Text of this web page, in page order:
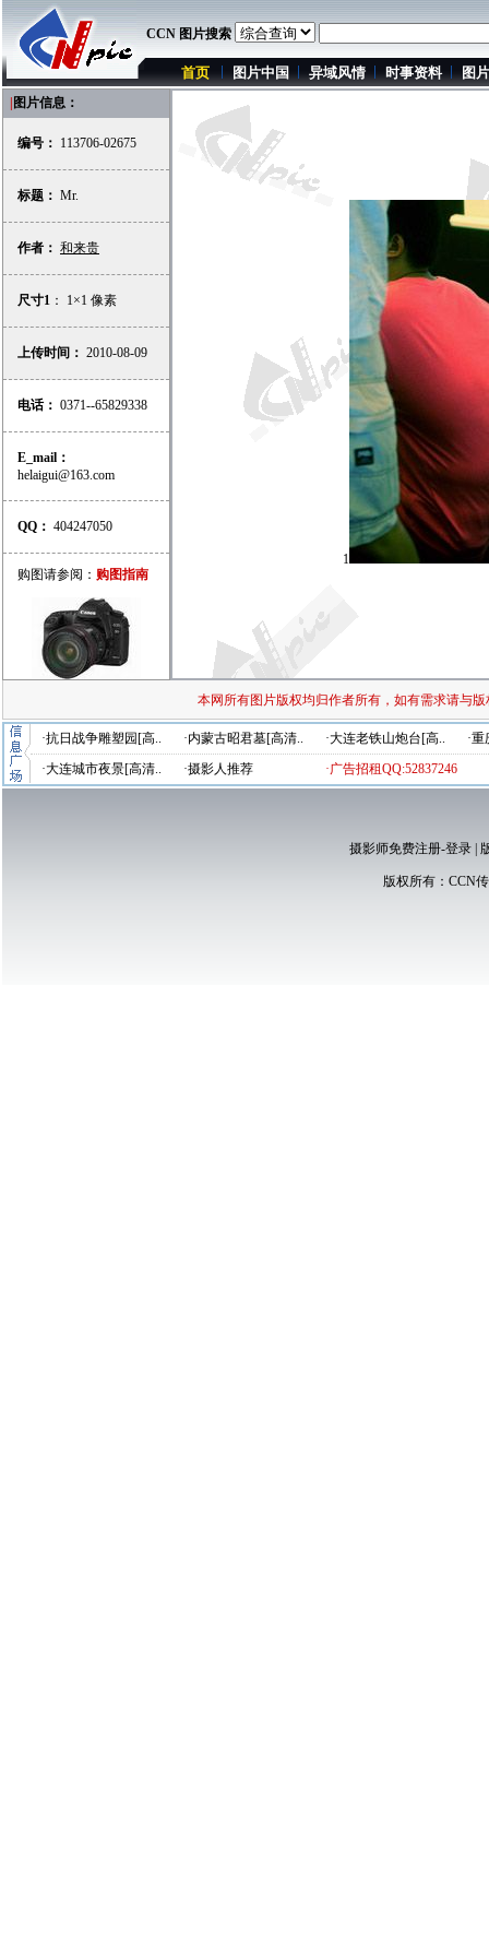
CCN 图片搜索
首页 图片中国 异域风情 时事资料 图
图片信息：
编号： 113706-02675
标题： Mr.
作者： 和来贵
尺寸1 ： 1×1 像素
上传时间： 2010-08-09
电话： 0371--65829338
E_mail：
helaigui@163.com
QQ： 404247050
购图请参阅： 购图指南
1
本网所有图片版权均归作者所有，如有需求请与
·抗日战争雕塑园[高.. ·内蒙古昭君墓[高清.. ·大连老铁山炮台[高..
·
·大连城市夜景[高清..
·摄影人推荐 ·广告招租QQ:52837246
摄影师免费注册-登录|
版权所有： CCN